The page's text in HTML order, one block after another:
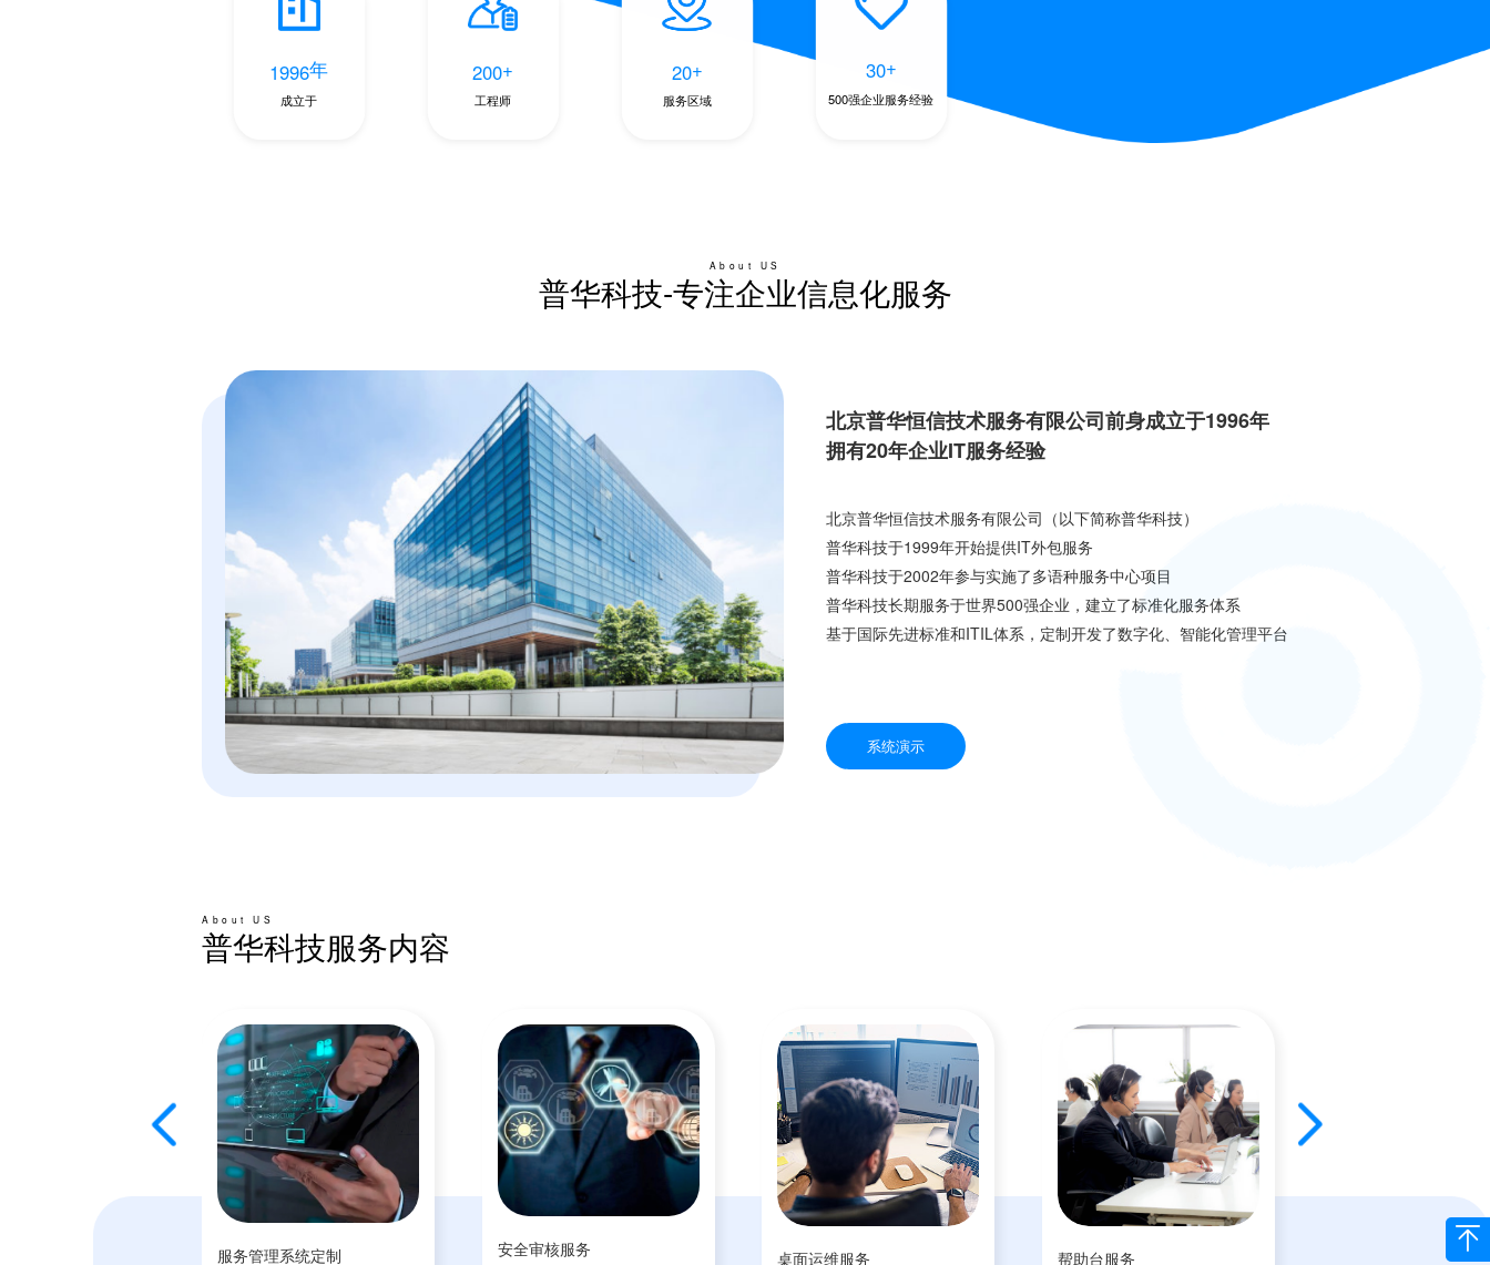
1996年
成立于
200+
工程师
20+
服务区域
30+
500强企业服务经验
About US
普华科技-专注企业信息化服务
北京普华恒信技术服务有限公司前身成立于1996年
拥有20年企业IT服务经验
北京普华恒信技术服务有限公司（以下简称普华科技）
普华科技于1999年开始提供IT外包服务
普华科技于2002年参与实施了多语种服务中心项目
普华科技长期服务于世界500强企业，建立了标准化服务体系
基于国际先进标准和ITIL体系，定制开发了数字化、智能化管理平台
系统演示
About US
普华科技服务内容
服务管理系统定制 安全审核服务 桌面运维服务 帮助台服务